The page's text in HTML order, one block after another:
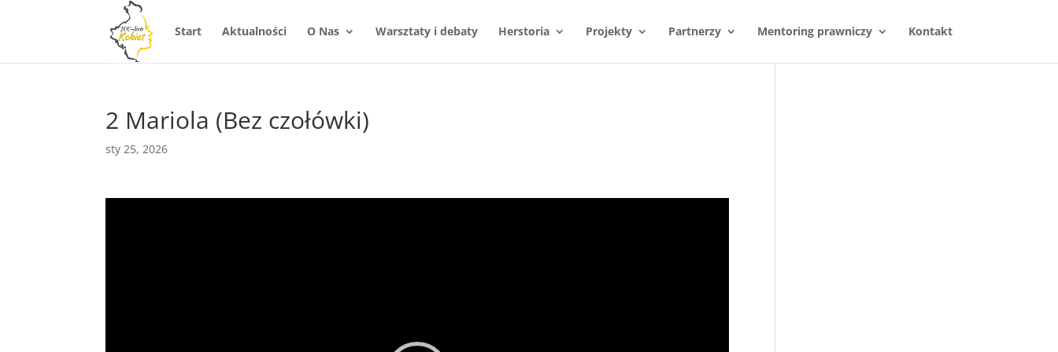
Start Aktualności O Nas Warsztaty i debaty Herstoria Projekty Partnerzy Mentoring prawniczy Kontakt
2 Mariola (Bez czołówki)
sty 25, 2026